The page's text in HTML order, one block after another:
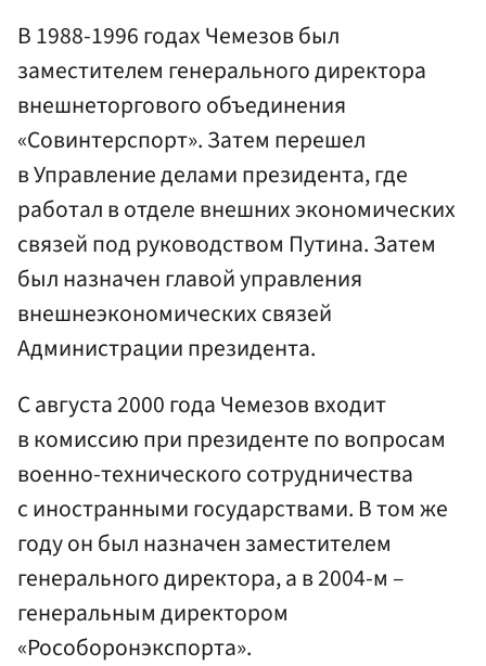
В 1988-1996 годах Чемезов был
заместителем генерального директора
внешнеторгового объединения
«Совинтерспорт». Затем перешел
в Управление делами президента, где
работал в отделе внешних экономических
связей под руководством Путина. Затем
был назначен главой управления
внешнеэкономических связей
Администрации президента.
С августа 2000 года Чемезов входит
в комиссию при президенте по вопросам
военно-технического сотрудничества
с иностранными государствами. В том же
году он был назначен заместителем
генерального директора, а в 2004-м –
генеральным директором
«Рособоронэкспорта».